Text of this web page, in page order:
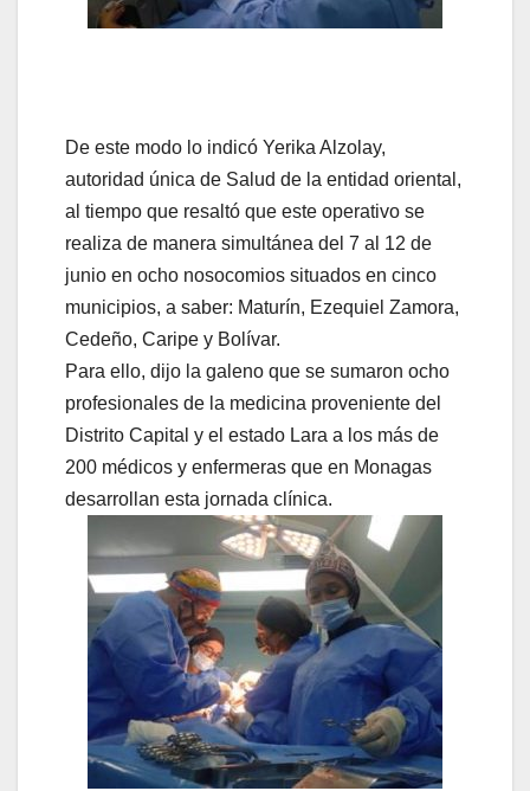
De este modo lo indicó Yerika Alzolay,
autoridad única de Salud de la entidad oriental,
al tiempo que resaltó que este operativo se
realiza de manera simultánea del 7 al 12 de
junio en ocho nosocomios situados en cinco
municipios, a saber: Maturín, Ezequiel Zamora,
Cedeño, Caripe y Bolívar.
Para ello, dijo la galeno que se sumaron ocho
profesionales de la medicina proveniente del
Distrito Capital y el estado Lara a los más de
200 médicos y enfermeras que en Monagas
desarrollan esta jornada clínica.